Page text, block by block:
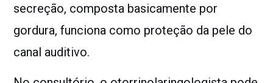
secreção, composta basicamente por
gordura, funciona como proteção da pele do
canal auditivo.